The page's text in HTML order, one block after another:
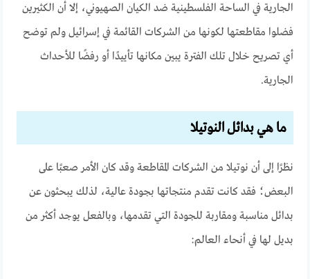
الجارية في الساحة الفلسطينية ضد الكيان الصهيوني، إلا أن الكثيرين
فضلوا مقاطعتها لكونها من الشركات القائمة في إسرائيل ولم توضح
أي تصريح خلال تلك الفترة يبين مكانها تأييدًا أو رفضًا للأحداث
الجارية.
ما هي بدائل النوتيلا
نظرًا إلى أن نوتيلا من الشركات المقاطعة وقد كان الأمر صعبًا على
البعض؛ فقد كانت تقدم منتجاتها بجودة عالية، لذلك يبحثون عن
بدائل مناسبة ومقاربة للجودة التي تقدمها، وبالفعل يوجد أكثر من
بديل لها في أنحاء العالم: